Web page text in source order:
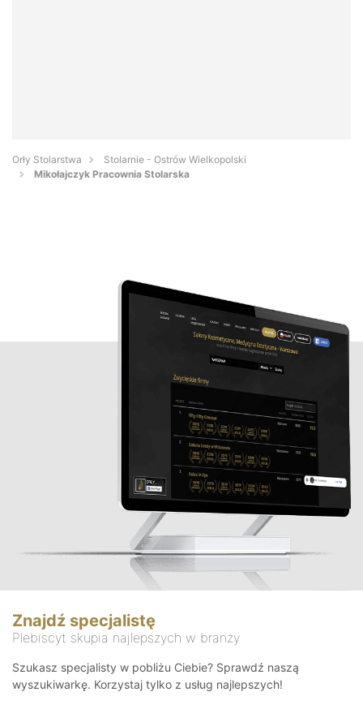
Orły Stolarstwa
Stolarnie - Ostrów Wielkopolski
Mikołajczyk Pracownia Stolarska
Znajdź specjalistę
Plebiscyt skupia najlepszych w branży
Szukasz specjalisty w pobliżu Ciebie? Sprawdź naszą
wyszukiwarkę. Korzystaj tylko z usług najlepszych!